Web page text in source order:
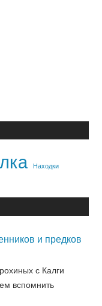
Находки
и предков
с Калги
вспомнить